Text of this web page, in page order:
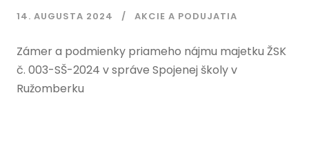
14. AUGUSTA 2024 AKCIE A PODUJATIA
Zámer a podmienky priameho nájmu majetku ŽSK
č. 003-SŠ-2024 v správe Spojenej školy v
Ružomberku